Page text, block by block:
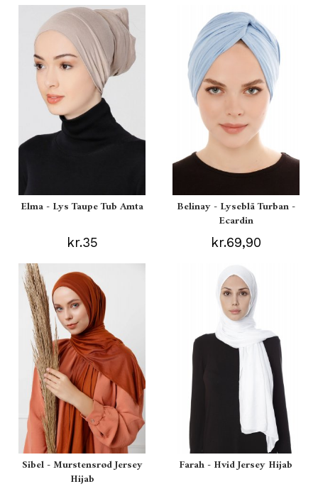
Elma - Lys Taupe Tub Amta
kr.35
Belinay - Lyseblå Turban -
Ecardin
kr.69,90
Sibel - Murstensrød Jersey
Hijab
Farah - Hvid Jersey Hijab